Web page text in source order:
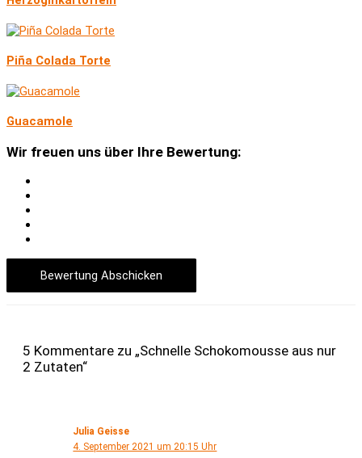
Piña Colada Torte
Guacamole
Wir freuen uns über Ihre Bewertung:
Bewertung Abschicken
5 Kommentare zu „Schnelle Schokomousse aus nur
2 Zutaten“
Julia Geisse
4. September 2021 um 20:15 Uhr